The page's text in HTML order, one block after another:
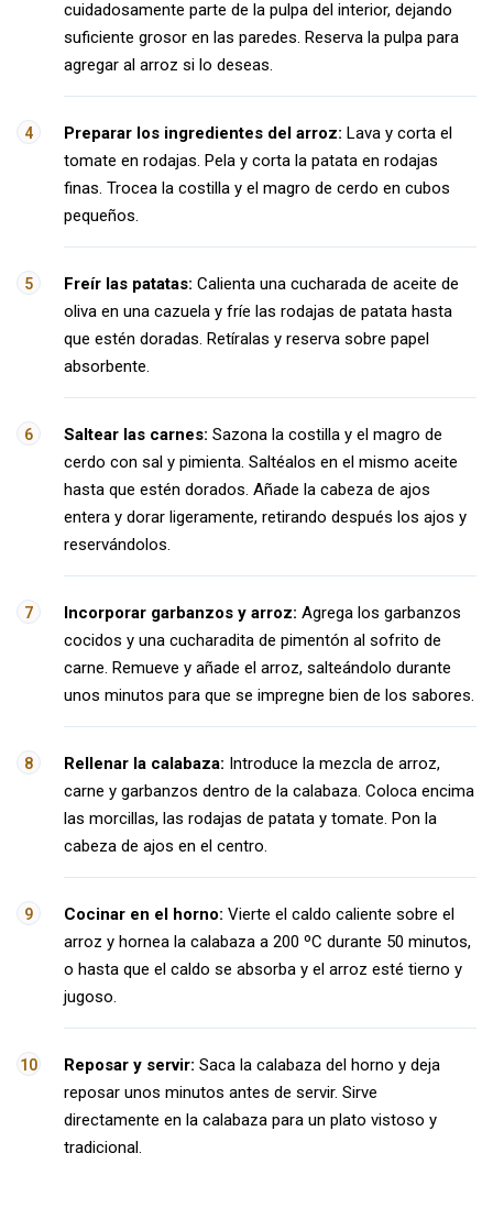
cuidadosamente parte de la pulpa del interior, dejando
suficiente grosor en las paredes. Reserva la pulpa para
agregar al arroz si lo deseas.
Preparar los ingredientes del arroz: Lava y corta el
tomate en rodajas. Pela y corta la patata en rodajas
finas. Trocea la costilla y el magro de cerdo en cubos
pequeños.
Freír las patatas: Calienta una cucharada de aceite de
oliva en una cazuela y fríe las rodajas de patata hasta
que estén doradas. Retíralas y reserva sobre papel
absorbente.
Saltear las carnes: Sazona la costilla y el magro de
cerdo con sal y pimienta. Saltéalos en el mismo aceite
hasta que estén dorados. Añade la cabeza de ajos
entera y dorar ligeramente, retirando después los ajos y
reservándolos.
Incorporar garbanzos y arroz: Agrega los garbanzos
cocidos y una cucharadita de pimentón al sofrito de
carne. Remueve y añade el arroz, salteándolo durante
unos minutos para que se impregne bien de los sabores.
Rellenar la calabaza: Introduce la mezcla de arroz,
carne y garbanzos dentro de la calabaza. Coloca encima
las morcillas, las rodajas de patata y tomate. Pon la
cabeza de ajos en el centro.
Cocinar en el horno: Vierte el caldo caliente sobre el
arroz y hornea la calabaza a 200 ºC durante 50 minutos,
o hasta que el caldo se absorba y el arroz esté tierno y
jugoso.
Reposar y servir: Saca la calabaza del horno y deja
reposar unos minutos antes de servir. Sirve
directamente en la calabaza para un plato vistoso y
tradicional.